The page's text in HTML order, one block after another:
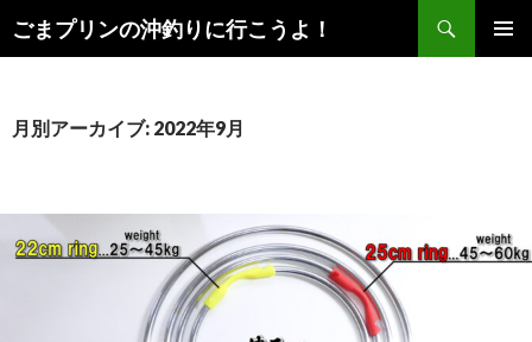
ごまプリンの沖釣りに行こうよ！
索
ン
ッ
月別アーカイブ: 2022年9月